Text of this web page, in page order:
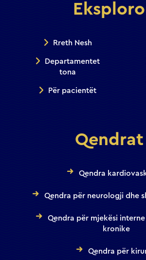
Eksploro
Rreth Nesh
Departamentet
tona
Për pacientët
Qendrat
Qendra
Qendra për neurologji dhe
Qendra për mjekësi
kronike
Qendra për